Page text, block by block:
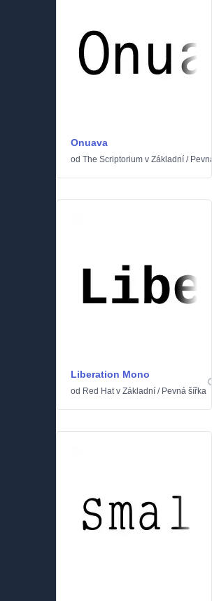
Onuava
od The Scriptorium v Základní /
Liberation Mono
od Red Hatv Základní / Pevná šířka